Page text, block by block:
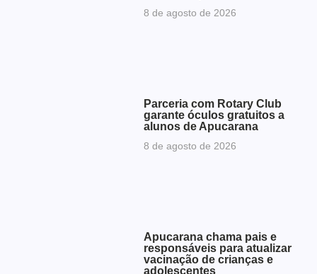
8 de agosto de 2026
Parceria com Rotary Club
garante óculos gratuitos a
alunos de Apucarana
8 de agosto de 2026
Apucarana chama pais e
responsáveis para atualizar
vacinação de crianças e
adolescentes